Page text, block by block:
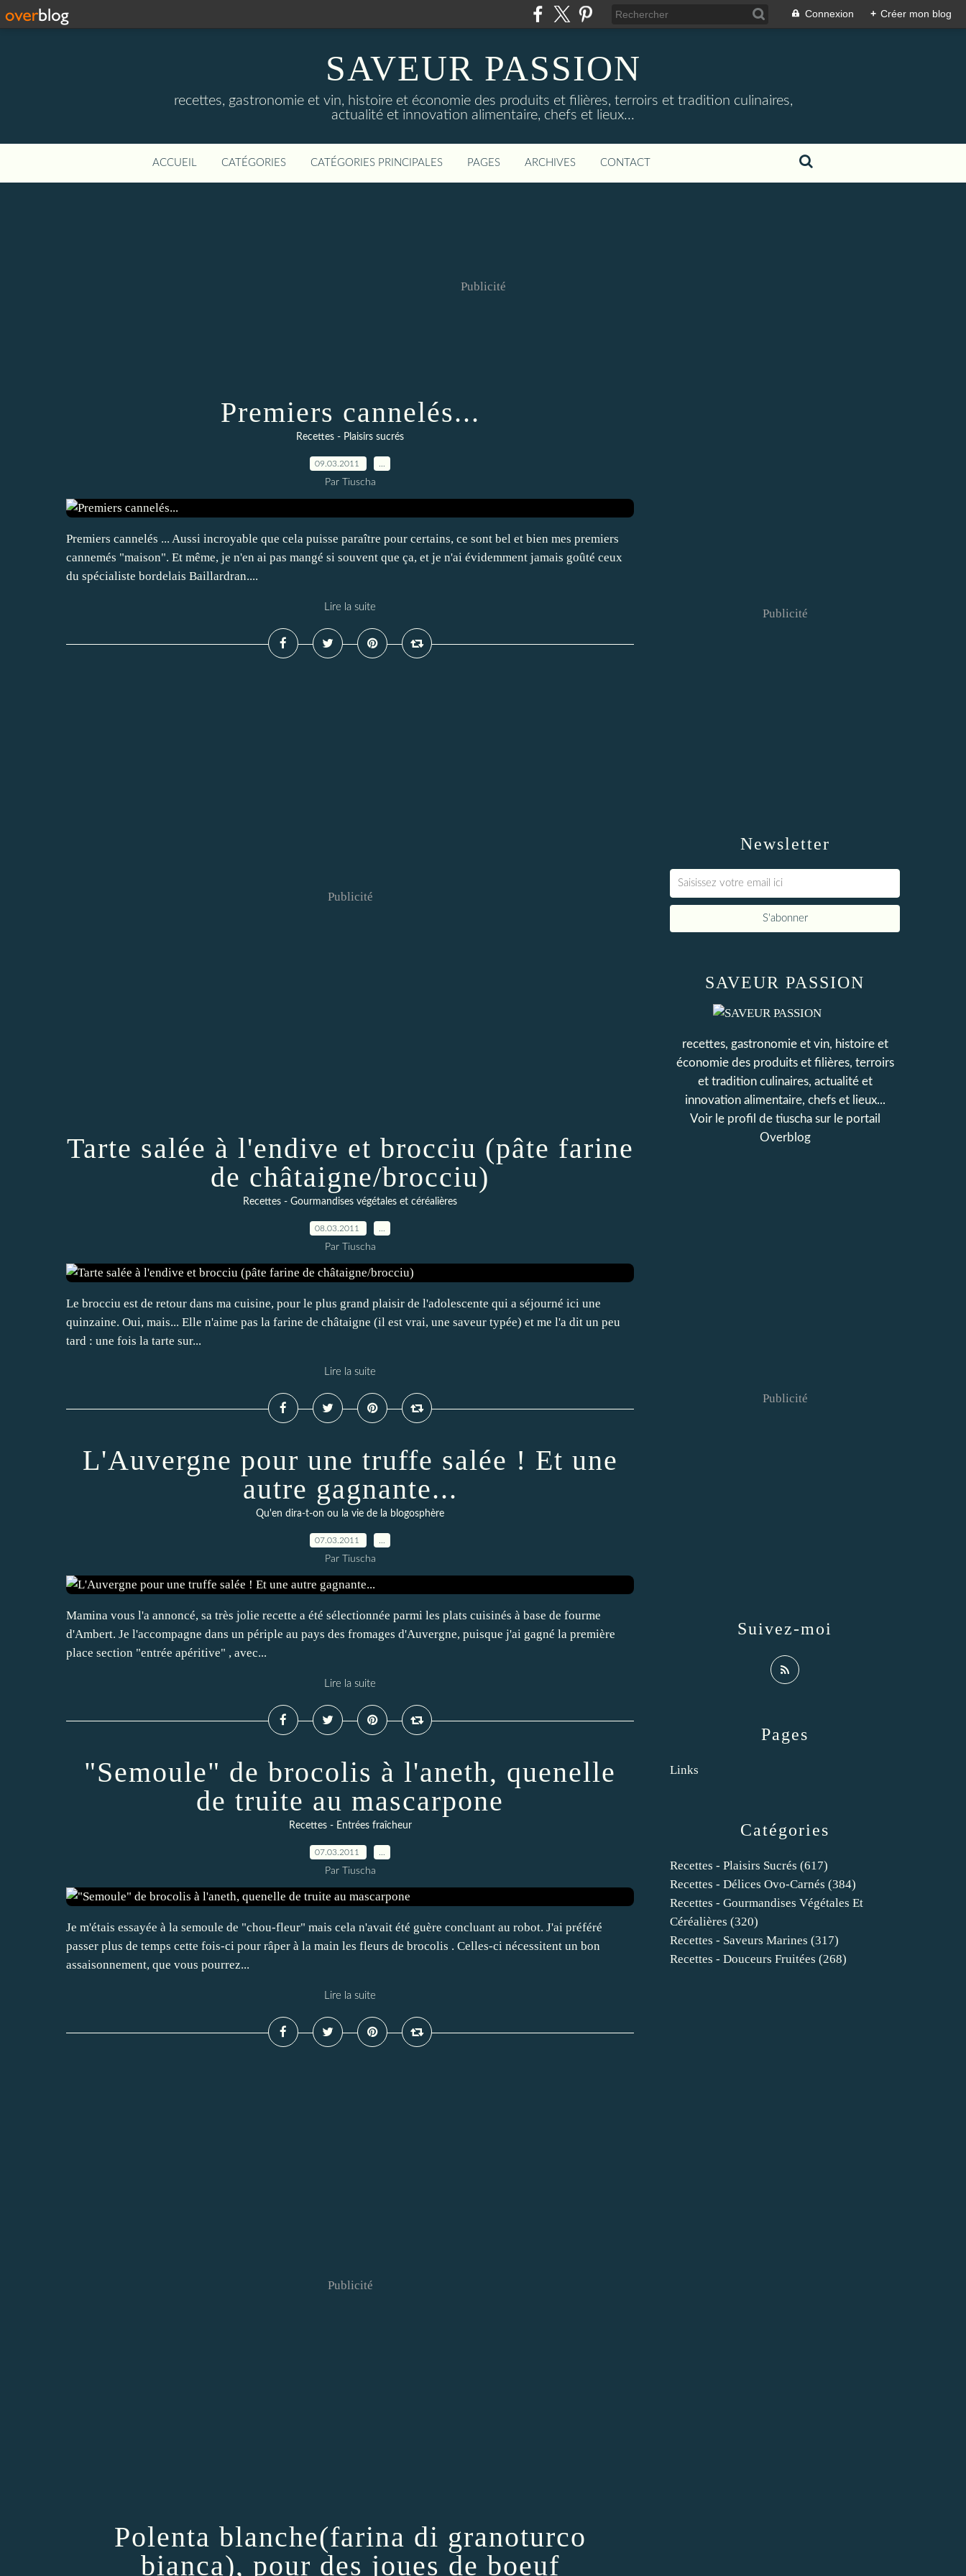
Connexion + Créer mon blog
SAVEUR PASSION
recettes, gastronomie et vin, histoire et économie des produits et filières, terroirs et tradition culinaires,
actualité et innovation alimentaire, chefs et lieux...
ACCUEIL CATÉGORIES CATÉGORIES PRINCIPALES PAGES ARCHIVES CONTACT
Publicité
Premiers cannelés...
Recettes - Plaisirs sucrés
09.03.2011
Par Tiuscha
Premiers cannelés ... Aussi incroyable que cela puisse paraître pour certains, ce sont bel et bien mes premiers
cannemés "maison". Et même, je n'en ai pas mangé si souvent que ça, et je n'ai évidemment jamais goûté ceux
du spécialiste bordelais Baillardran....
Lire la suite
Publicité
Tarte salée à l'endive et brocciu (pâte farine
de châtaigne/brocciu)
Recettes - Gourmandises végétales et céréalières
08.03.2011
Par Tiuscha
Le brocciu est de retour dans ma cuisine, pour le plus grand plaisir de l'adolescente qui a séjourné ici une
quinzaine. Oui, mais... Elle n'aime pas la farine de châtaigne (il est vrai, une saveur typée) et me l'a dit un peu
tard : une fois la tarte sur...
Lire la suite
L'Auvergne pour une truffe salée ! Et une
autre gagnante...
Qu'en dira-t-on ou la vie de la blogosphère
07.03.2011
Par Tiuscha
Mamina vous l'a annoncé, sa très jolie recette a été sélectionnée parmi les plats cuisinés à base de fourme
d'Ambert. Je l'accompagne dans un périple au pays des fromages d'Auvergne, puisque j'ai gagné la première
place section "entrée apéritive" , avec...
Lire la suite
"Semoule" de brocolis à l'aneth, quenelle
de truite au mascarpone
Recettes - Entrées fraîcheur
07.03.2011
Par Tiuscha
Je m'étais essayée à la semoule de "chou-fleur" mais cela n'avait été guère concluant au robot. J'ai préféré
passer plus de temps cette fois-ci pour râper à la main les fleurs de brocolis . Celles-ci nécessitent un bon
assaisonnement, que vous pourrez...
Lire la suite
Publicité
Polenta blanche(farina di granoturco
bianca), pour des joues de boeuf
Newsletter
Publicité
Catégories
Recettes - Plaisirs Sucrés (617)
Recettes - Délices Ovo-Carnés (384)
Recettes - Gourmandises Végétales Et
Céréalières (320)
Recettes - Saveurs Marines (317)
Recettes - Douceurs Fruitées (268)
Pages
Links
SAVEUR PASSION
recettes, gastronomie et vin, histoire et
économie des produits et filières, terroirs
et tradition culinaires, actualité et
innovation alimentaire, chefs et lieux...
Voir le profil de tiuschasur le portail
Overblog
Suivez-moi
Publicité